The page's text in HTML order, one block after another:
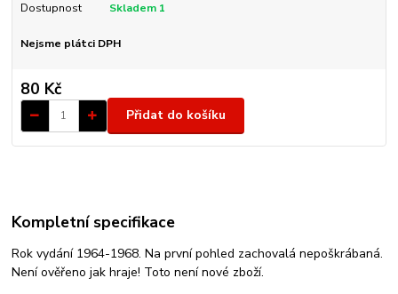
Dostupnost Skladem 1
Nejsme plátci DPH
80 Kč
Přidat do košíku
Kompletní specifikace
Rok vydání 1964-1968. Na první pohled zachovalá nepoškrábaná.
Není ověřeno jak hraje! Toto není nové zboží.